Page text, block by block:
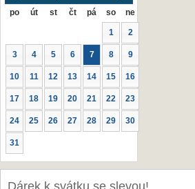
po út st čt pá so ne
1 2
3 4 5 6 7 8 9
10 11 12 13 14 15 16
17 18 19 20 21 22 23
24 25 26 27 28 29 30
31
Dárek k svátku se slevou!